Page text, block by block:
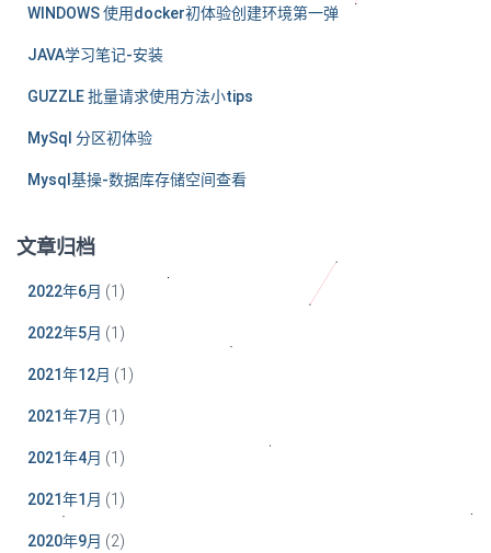
WINDOWS 使用docker初体验创建环境第一弹
JAVA学习笔记-安装
GUZZLE 批量请求使用方法小tips
MySql 分区初体验
Mysql基操-数据库存储空间查看
文章归档
2022年6月 (1)
2022年5月 (1)
2021年12月 (1)
2021年7月 (1)
2021年4月 (1)
2021年1月 (1)
2020年9月 (2)